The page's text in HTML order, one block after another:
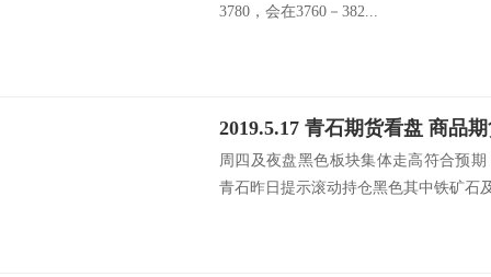
3780，会在3760－382...
2019.5.17 青石期货看盘 商品
周四及夜盘黑色板块集体走高符合预
青石昨日提示滚动持仓黑色其中铁矿石